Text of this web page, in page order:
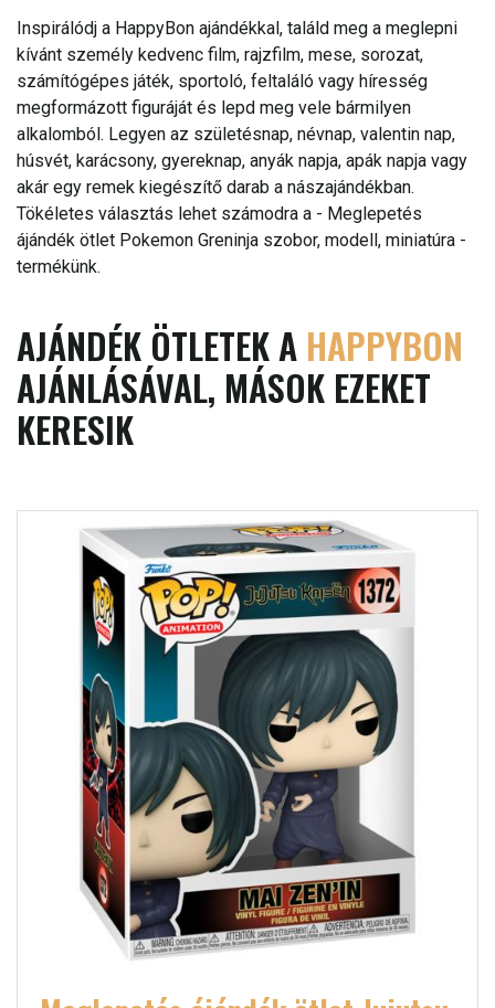
Inspirálódj a HappyBon ajándékkal, találd meg a meglepni
kívánt személy kedvenc film, rajzfilm, mese, sorozat,
számítógépes játék, sportoló, feltaláló vagy híresség
megformázott figuráját és lepd meg vele bármilyen
alkalomból. Legyen az születésnap, névnap, valentin nap,
húsvét, karácsony, gyereknap, anyák napja, apák napja vagy
akár egy remek kiegészítő darab a nászajándékban.
Tökéletes választás lehet számodra a - Meglepetés
ájándék ötlet Pokemon Greninja szobor, modell, miniatúra -
termékünk.
AJÁNDÉK ÖTLETEK A HAPPYBON
AJÁNLÁSÁVAL, MÁSOK EZEKET
KERESIK